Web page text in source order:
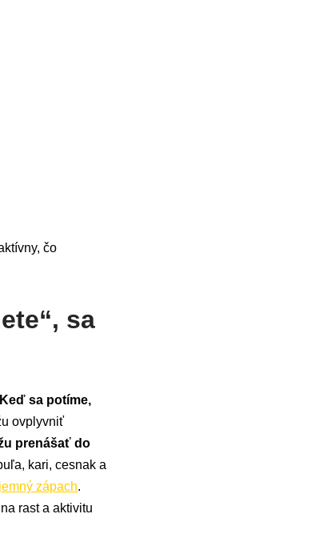
čo
sa
Keď sa potíme,
ovplyvniť
prenášať do
kari, cesnak a
zápach.
rast a aktivitu